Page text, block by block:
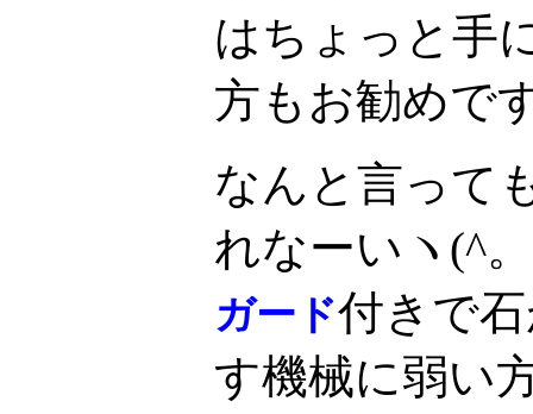
はちょっと手
方もお勧めで
なんと言って
れなーいヽ(^
ガード付きで
す機械に弱い